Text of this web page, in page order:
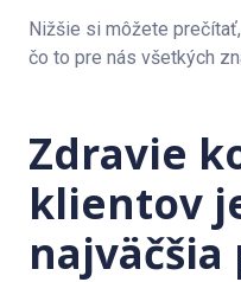
Nižšie si môžete
čo to pre nás všetkých
Zdravie
klientov